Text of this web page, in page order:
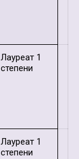
Лауреат 1
степени
Лауреат 1
степени